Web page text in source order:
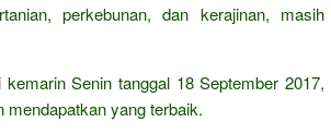
perkebunan, dan kerajinan, masih
Senin tanggal 18 September 2017,
yang terbaik.